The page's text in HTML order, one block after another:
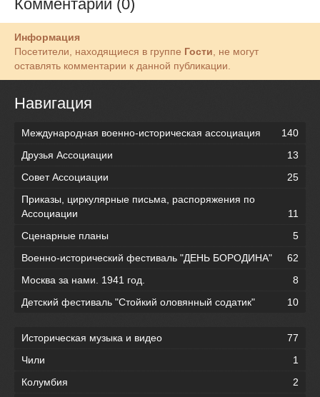
Комментарии (0)
Информация
Посетители, находящиеся в группе Гости , не могут
оставлять комментарии к данной публикации.
Навигация
Международная военно-историческая ассоциация
140
Друзья Ассоциации
13
Совет Ассоциации
25
Приказы, циркулярные письма, распоряжения по
Ассоциации
11
Сценарные планы
5
Военно-исторический фестиваль "ДЕНЬ БОРОДИНА"
62
Москва за нами. 1941 год.
8
Детский фестиваль "Стойкий оловянный содатик"
10
Историческая музыка и видео
77
Чили
1
Колумбия
2